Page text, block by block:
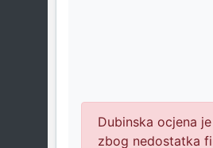
Dubinska ocjena
zbog nedostatka